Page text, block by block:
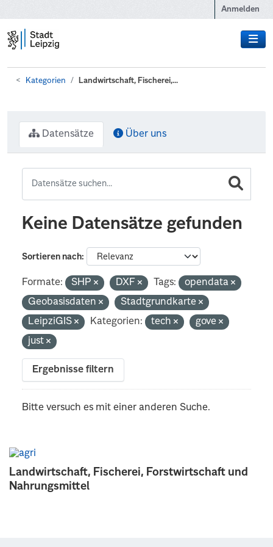
Anmelden
Kategorien Landwirtschaft, Fischerei,...
Landwirtschaft, Fischerei, Forstwirtschaft und
Nahrungsmittel
Datensätze Über uns
Keine Datensätze gefunden
Sortieren nach
Formate: SHP DXF Tags:
opendata
Geobasisdaten
Stadtgrundkarte
LeipziGIS
Kategorien: tech
gove
just
Ergebnisse filtern
Bitte versuch es mit einer anderen Suche.